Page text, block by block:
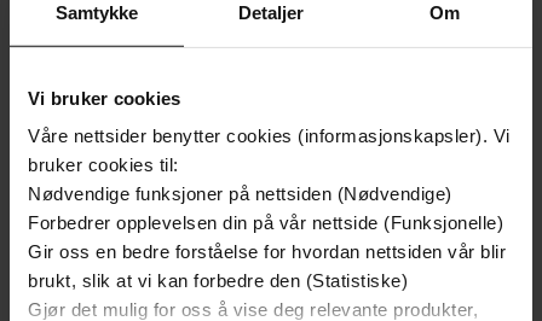
Samtykke Detaljer Om
Vi bruker cookies
Våre nettsider benytter cookies (informasjonskapsler). Vi
bruker cookies til:
Nødvendige funksjoner på nettsiden (Nødvendige)
Forbedrer opplevelsen din på vår nettside (Funksjonelle)
Gir oss en bedre forståelse for hvordan nettsiden vår blir
brukt, slik at vi kan forbedre den (Statistiske)
Gjør det mulig for oss å vise deg relevante produkter,